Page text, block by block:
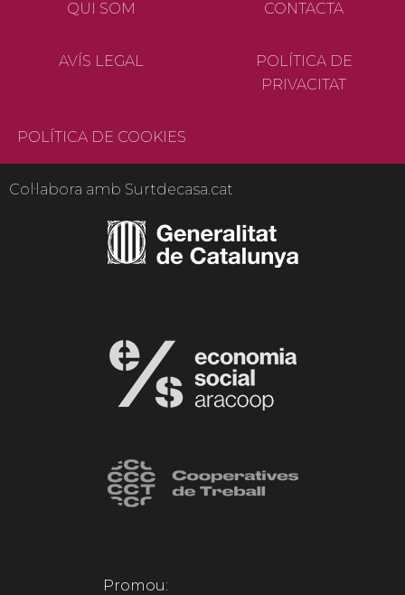
QUI SOM CONTACTA
AVÍS LEGAL
POLÍTICA DE
PRIVACITAT
POLÍTICA DE COOKIES
Col·labora amb Surtdecasa.cat
Promou: